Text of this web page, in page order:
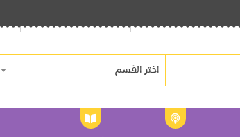
اختر القسم